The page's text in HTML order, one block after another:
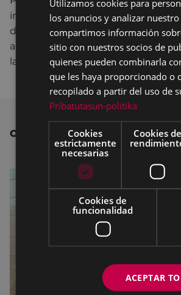
información pública a los efectos
de reclamaciones y sugerencias
aplicación del artículo 49 de la Ley
las Bases de Régimen Local.
OTRAS NOTICIAS
Utilizamos cookies para
los anuncios y analizar
compartimos información
sitio con nuestros socios de
quienes pueden combinarla
que les haya proporcionado o
recopilado a partir del uso de
Pribatutasun-politika
Cookies
estrictamente
necesarias
Cookies de
Cookies de
funcionalidad
ACEPTAR